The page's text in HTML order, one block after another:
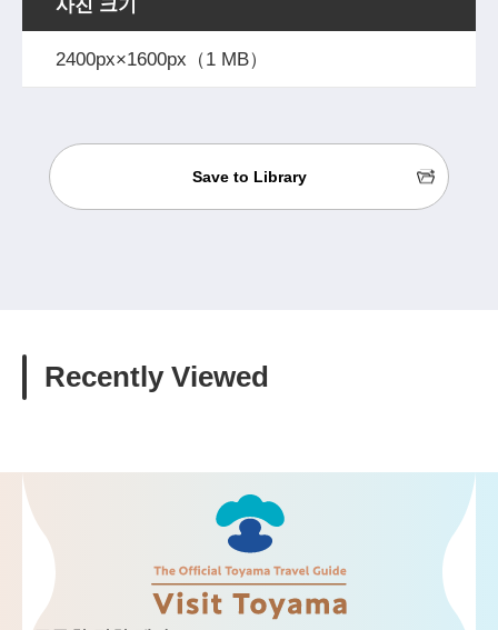
사진 크기
2400px×1600px（1 MB）
Save to Library
Recently Viewed